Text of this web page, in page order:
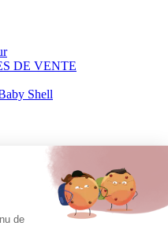
DE VENTE
Shell
de